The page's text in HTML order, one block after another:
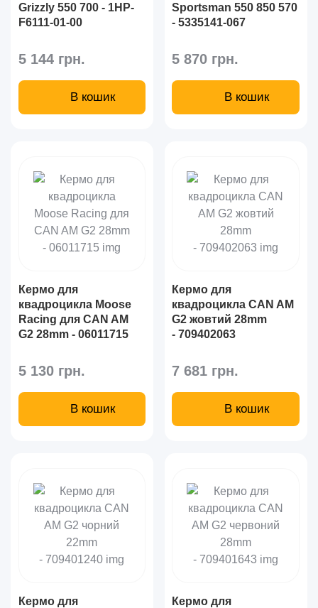
Grizzly 550 700 - 1HP-
F6111-01-00
5 144 грн.
В кошик
Sportsman 550 850 570
- 5335141-067
5 870 грн.
В кошик
Кермо для
квадроцикла Moose
Racing для CAN AM
G2 28mm - 06011715
5 130 грн.
В кошик
Кермо для
квадроцикла CAN AM
G2 жовтий 28mm
- 709402063
7 681 грн.
В кошик
Кермо для
Кермо для